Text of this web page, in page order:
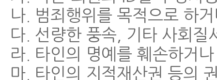
나. 범죄행위를 목적으로 하
다. 선량한 풍속, 기타 사회질
라. 타인의 명예를 훼손하거
마. 타인의 지적재산권 등의